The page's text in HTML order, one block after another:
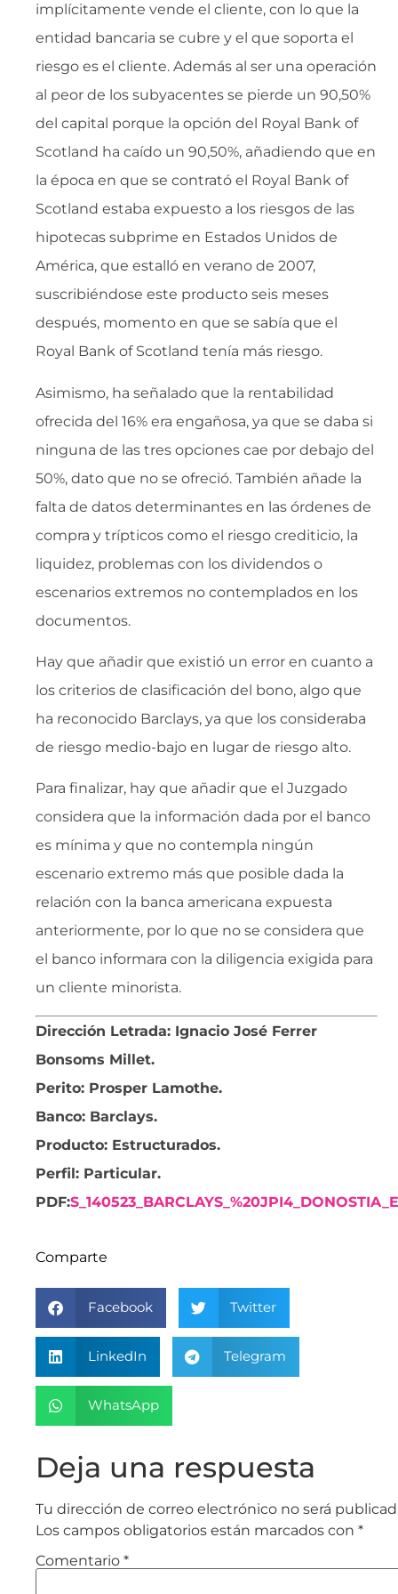
implícitamente vende el cliente, con lo que la
entidad bancaria se cubre y el que soporta el
riesgo es el cliente. Además al ser una operación
al peor de los subyacentes se pierde un 90,50%
del capital porque la opción del Royal Bank of
Scotland ha caído un 90,50%, añadiendo que en
la época en que se contrató el Royal Bank of
Scotland estaba expuesto a los riesgos de las
hipotecas subprime en Estados Unidos de
América, que estalló en verano de 2007,
suscribiéndose este producto seis meses
después, momento en que se sabía que el
Royal Bank of Scotland tenía más riesgo.
Asimismo, ha señalado que la rentabilidad
ofrecida del 16% era engañosa, ya que se daba si
ninguna de las tres opciones cae por debajo del
50%, dato que no se ofreció. También añade la
falta de datos determinantes en las órdenes de
compra y trípticos como el riesgo crediticio, la
liquidez, problemas con los dividendos o
escenarios extremos no contemplados en los
documentos.
Hay que añadir que existió un error en cuanto a
los criterios de clasificación del bono, algo que
ha reconocido Barclays, ya que los consideraba
de riesgo medio-bajo en lugar de riesgo alto.
Para finalizar, hay que añadir que el Juzgado
considera que la información dada por el banco
es mínima y que no contempla ningún
escenario extremo más que posible dada la
relación con la banca americana expuesta
anteriormente, por lo que no se considera que
el banco informara con la diligencia exigida para
un cliente minorista.
Dirección Letrada: Ignacio José Ferrer
Bonsoms Millet.
Perito: Prosper Lamothe.
Banco: Barclays.
Producto: Estructurados.
Perfil: Particular.
PDF:
Comparte
Facebook Twitter
LinkedIn Telegram
WhatsApp
Deja una respuesta
Tu dirección de correo electrónico no será
Los campos obligatorios están marcados con *
Comentario *